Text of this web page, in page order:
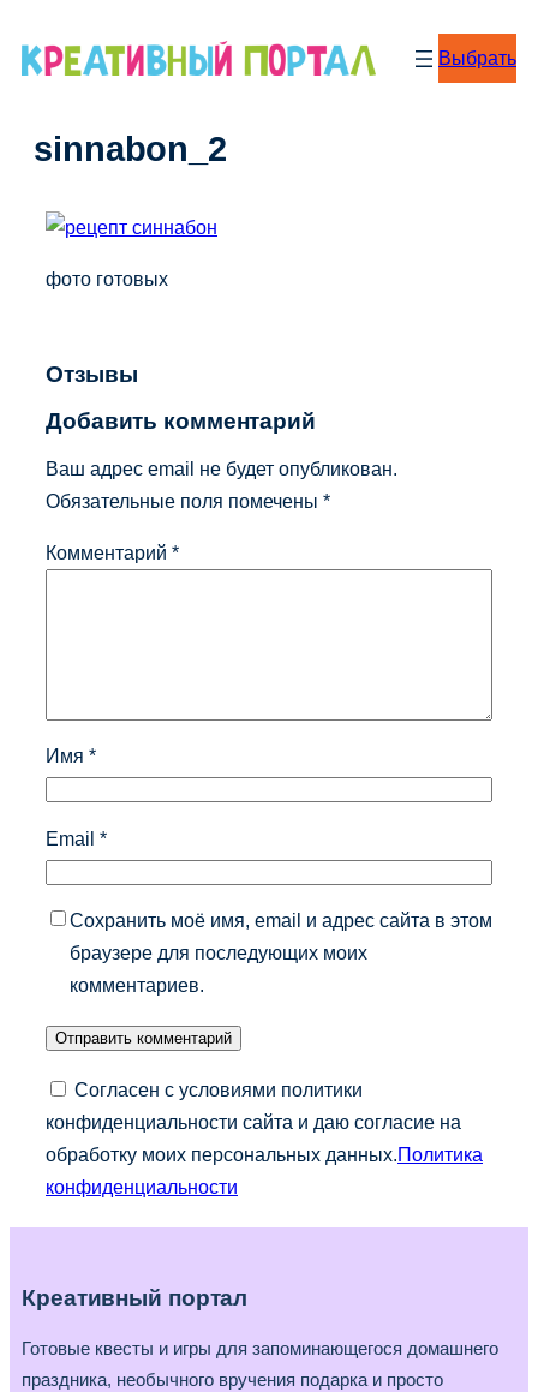
Выбрать
sinnabon_2
фото готовых
Отзывы
Добавить комментарий
Ваш адрес email не будет опубликован.
Обязательные поля помечены *
Комментарий *
Имя *
Email *
Сохранить моё имя, email и адрес сайта в этом
браузере для последующих моих
комментариев.
Согласен с условиями политики
конфиденциальности сайта и даю согласие на
обработку моих персональных данных. Политика
конфиденциальности
Креативный портал
Готовые квесты и игры для запоминающегося домашнего
праздника, необычного вручения подарка и просто